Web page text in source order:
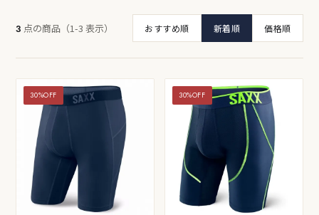
3 点の商品（1-3 表示） おすすめ順 新着順 価格順
30%OFF 30%OFF